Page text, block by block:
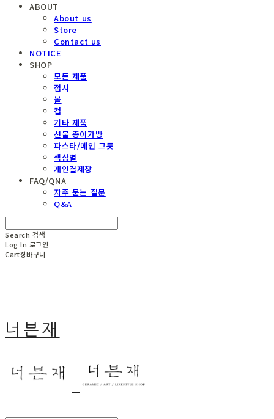
ABOUT
About us
Store
Contact us
NOTICE
SHOP
모든 제품
접시
볼
컵
기타 제품
선물 종이가방
파스타/메인 그릇
색상별
개인결제창
FAQ/QNA
자주 묻는 질문
Q&A
Search 검색
Log In 로그인
Cart장바구니
너븐재